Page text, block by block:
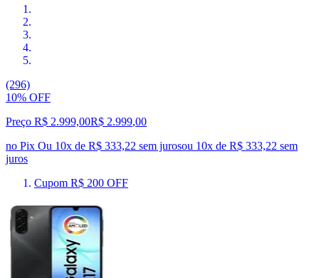
(296)
10% OFF
Preço R$ 2.999,00R$ 2.999,00
no Pix Ou 10x de R$ 333,22 sem jurosou 10x de R$ 333,22 sem
juros
Cupom R$ 200 OFF